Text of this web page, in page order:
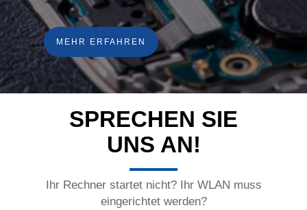
MEHR ERFAHREN
SPRECHEN SIE
UNS AN!
Ihr Rechner startet nicht? Ihr WLAN muss
eingerichtet werden?